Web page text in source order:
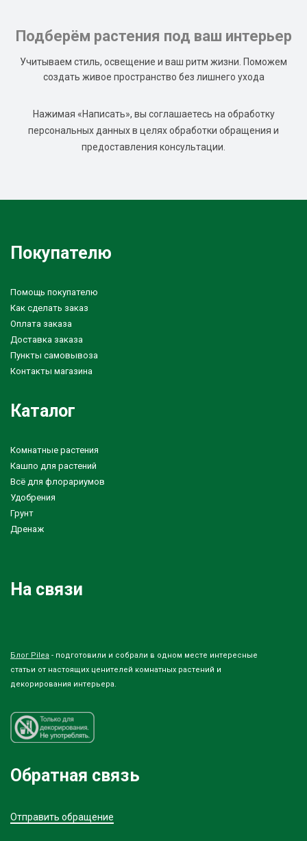
Подберём растения под ваш интерьер
Учитываем стиль, освещение и ваш ритм жизни. Поможем
создать живое пространство без лишнего ухода
Нажимая «Написать», вы соглашаетесь на обработку
персональных данных в целях обработки обращения и
предоставления консультации.
Покупателю
Помощь покупателю
Как сделать заказ
Оплата заказа
Доставка заказа
Пункты самовывоза
Контакты магазина
Каталог
Комнатные растения
Кашпо для растений
Всё для флорариумов
Удобрения
Грунт
Дренаж
На связи
Блог Pilea - подготовили и собрали в одном месте интересные
статьи от настоящих ценителей комнатных растений и
декорирования интерьера.
Обратная связь
Отправить обращение